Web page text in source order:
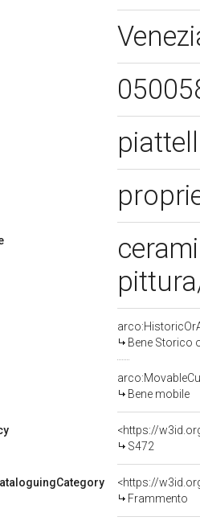
Bene Storico
Bene mobile
<https://
S472
<https://
Frammento